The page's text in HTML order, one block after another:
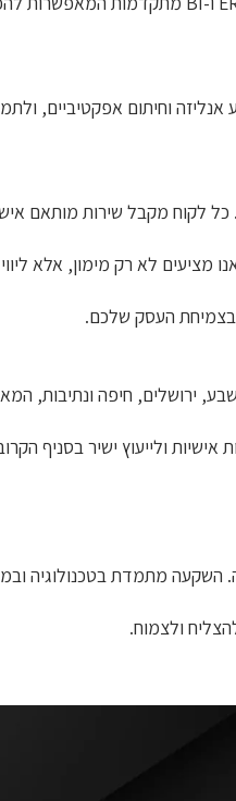
וחיתום אפקטיביים,
כל לקוח מקבל שירות מותאם
לא רק מימון, אלא
בצמיחת העסק שלכם.
מפעילה 6 סניפים ברחבי הארץ: חולון, אשדוד, באר
ולייעוץ ישיר בסניף
השקעה מתמדת בטכנולוגיה
ולצמוח.